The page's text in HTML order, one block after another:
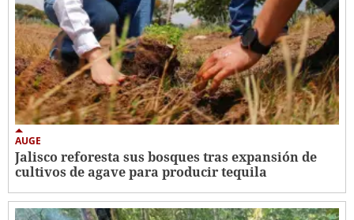
AUGE
Jalisco reforesta sus bosques tras expansión de
cultivos de agave para producir tequila